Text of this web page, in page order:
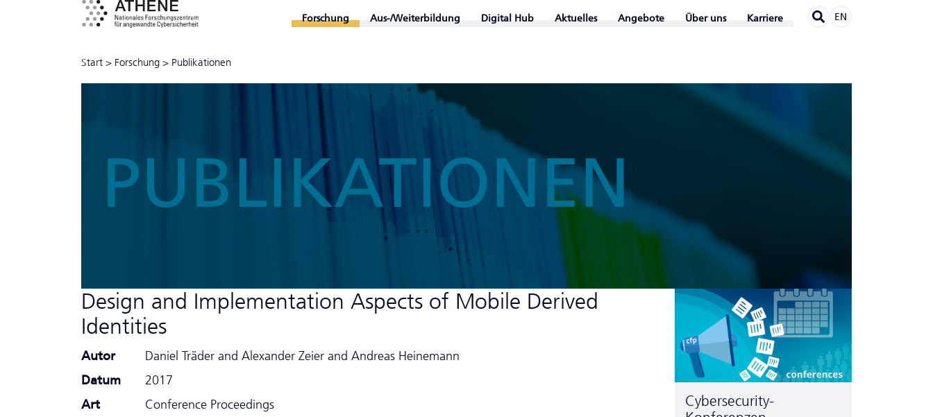
Forschung Aus-/Weiterbildung Digital Hub Aktuelles Angebote Über uns Karriere EN
Start > Forschung > Publikationen
PUBLIKATIONEN
Design and Implementation Aspects of Mobile Derived
Identities
Autor
Daniel Träder and Alexander Zeier and Andreas Heinemann
Datum
2017
Art
Conference Proceedings
Cyber­security-